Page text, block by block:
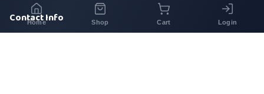
Contact Info
Home Shop Cart Login